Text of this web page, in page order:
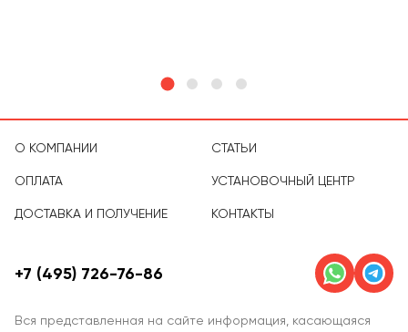
О КОМПАНИИ
ОПЛАТА
ДОСТАВКА И ПОЛУЧЕНИЕ
СТАТЬИ
УСТАНОВОЧНЫЙ ЦЕНТР
КОНТАКТЫ
Вся представленная на сайте информация, касающаяся
+7 (495) 726-76-86